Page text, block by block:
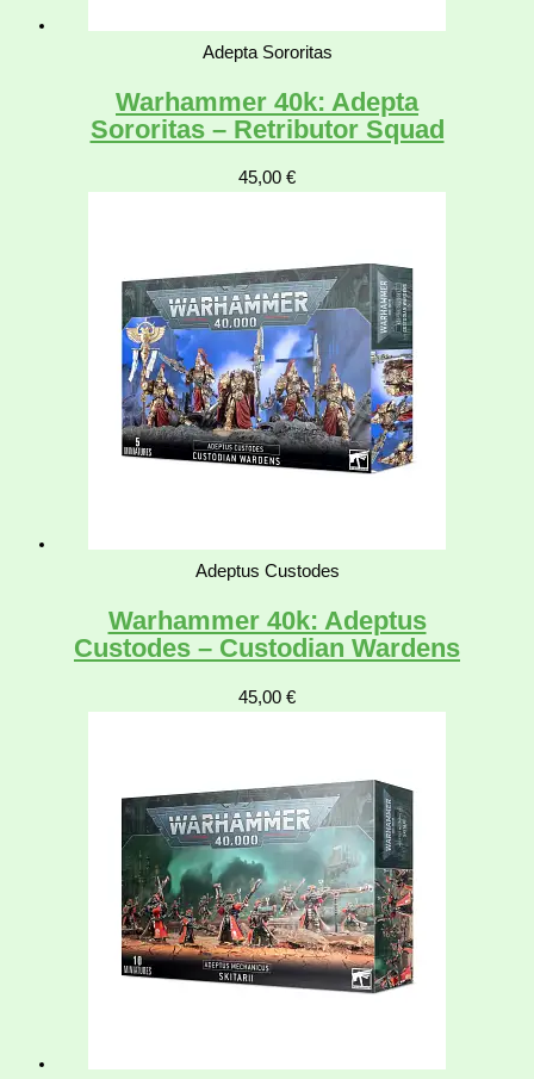
Adepta Sororitas
Warhammer 40k: Adepta
Sororitas – Retributor Squad
45,00 €
Adeptus Custodes
Warhammer 40k: Adeptus
Custodes – Custodian Wardens
45,00 €